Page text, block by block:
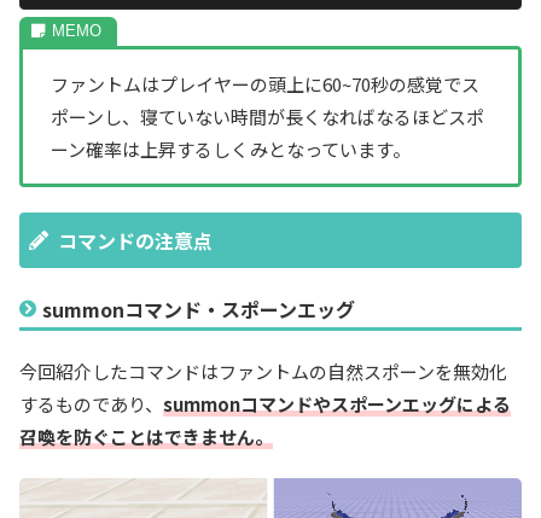
ファントムはプレイヤーの頭上に60~70秒の感覚でス
ポーンし、寝ていない時間が長くなればなるほどスポ
ーン確率は上昇するしくみとなっています。
コマンドの注意点
summonコマンド・スポーンエッグ
今回紹介したコマンドはファントムの自然スポーンを無効化
するものであり、 summonコマンドやスポーンエッグによる
召喚を防ぐことはできません。